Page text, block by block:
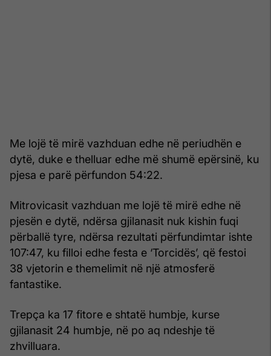
Me lojë të mirë vazhduan edhe në periudhën e
dytë, duke e thelluar edhe më shumë epërsinë, ku
pjesa e parë përfundon 54:22.
Mitrovicasit vazhduan me lojë të mirë edhe në
pjesën e dytë, ndërsa gjilanasit nuk kishin fuqi
përballë tyre, ndërsa rezultati përfundimtar ishte
107:47, ku filloi edhe festa e ‘Torcidës’, që festoi
38 vjetorin e themelimit në një atmosferë
fantastike.
Trepça ka 17 fitore e shtatë humbje, kurse
gjilanasit 24 humbje, në po aq ndeshje të
zhvilluara.